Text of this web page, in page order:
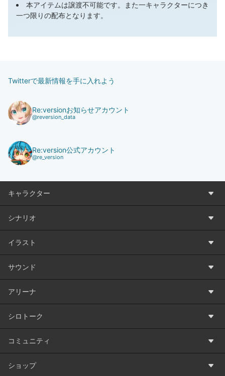
本アイテムは譲渡不可能です。また一キャラクターにつき
一つ限りの配布となります。
Twitterで最新情報を手に入れよう
Re:versionお知らせアカウント
@reversion_data
Re:version公式アカウント
@re_version
キャラクター
シナリオ
イラスト
サウンド
アリーナ
シロトーク
コミュニティ
ショップ